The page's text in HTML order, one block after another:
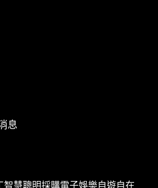
息
智慧聰明採購電子娛樂自遊自在